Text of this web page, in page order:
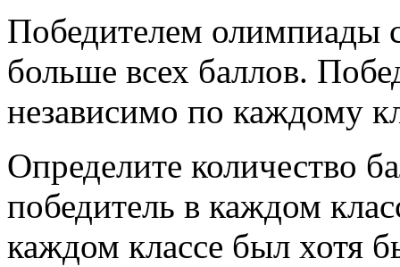
Победителем олимпиады
больше всех баллов.
независимо по каждому
Определите количество
победитель в каждом
каждом классе был хотя